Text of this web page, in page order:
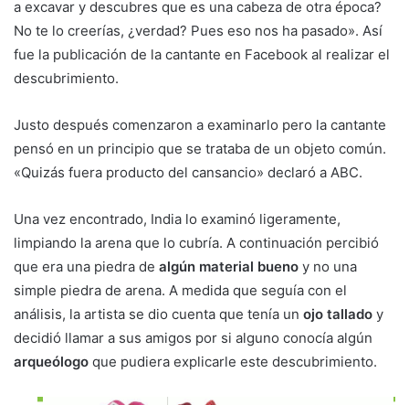
a excavar y descubres que es una cabeza de otra época?
No te lo creerías, ¿verdad? Pues eso nos ha pasado». Así
fue la publicación de la cantante en Facebook al realizar el
descubrimiento.
Justo después comenzaron a examinarlo pero la cantante
pensó en un principio que se trataba de un objeto común.
«Quizás fuera producto del cansancio» declaró a ABC.
Una vez encontrado, India lo examinó ligeramente,
limpiando la arena que lo cubría. A continuación percibió
que era una piedra de algún material bueno y no una
simple piedra de arena. A medida que seguía con el
análisis, la artista se dio cuenta que tenía un ojo tallado y
decidió llamar a sus amigos por si alguno conocía algún
arqueólogo que pudiera explicarle este descubrimiento.